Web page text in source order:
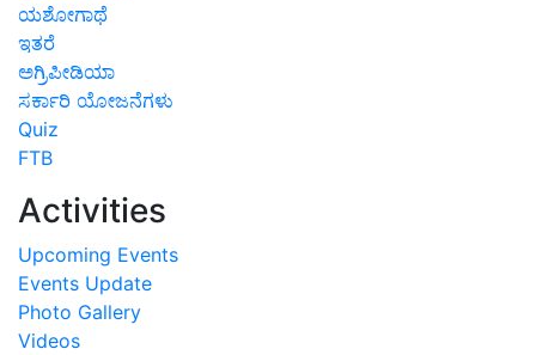
ಯಶೋಗಾಥೆ
ಇತರೆ
ಅಗ್ರಿಪೀಡಿಯಾ
ಸರ್ಕಾರಿ ಯೋಜನೆಗಳು
Quiz
FTB
Activities
Upcoming Events
Events Update
Photo Gallery
Videos